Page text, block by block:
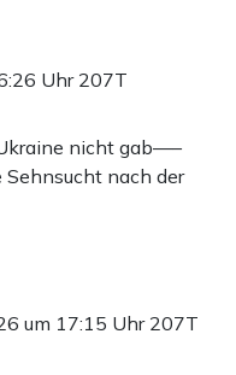
Uhr 207T
nicht gab—–
nach der
um 17:15 Uhr 207T